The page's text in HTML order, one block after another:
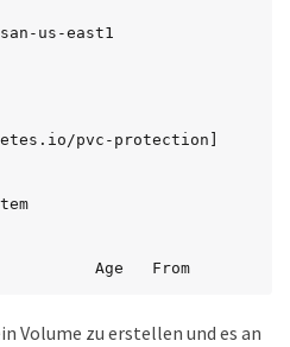
us-east1
pvc-protection]
Volume zu erstellen und es an